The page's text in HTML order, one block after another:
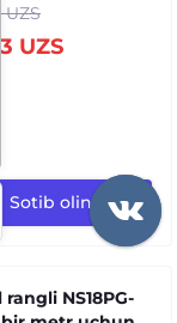
UZS
UZS
Sotib oling
NS18PG-